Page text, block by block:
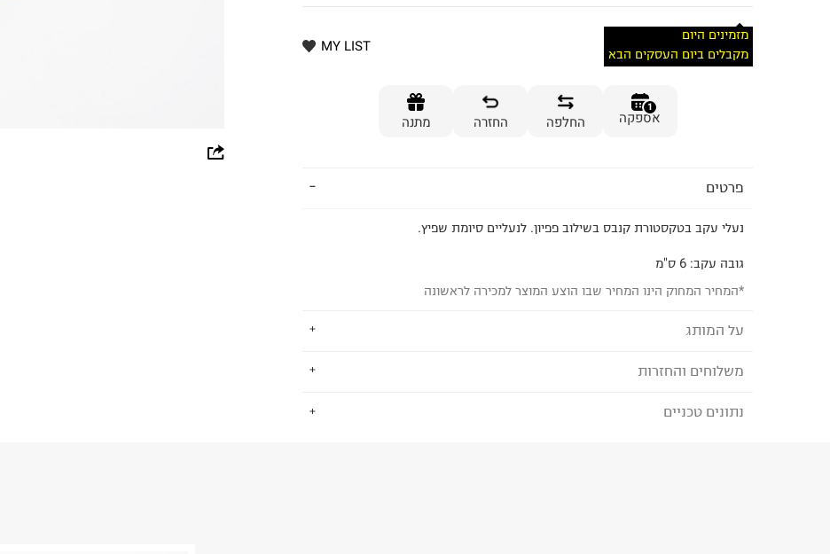
מזמינים היום
מקבלים ביום העסקים הבא
MY LIST
1
אספקה החלפה החזרה מתנה
פרטים
נעלי עקב בטקסטורת קנבס בשילוב פפיון. לנעליים סיומת שפיץ.
גובה עקב: 6 ס"מ
*המחיר המחוק הינו המחיר שבו הוצע המוצר למכירה לראשונה
על המותג
TERMINAL X - טרמינל איקס
משלוחים והחזרות
לבחירת בשיטת המשלוח המתאימה לכם,
נתונים טכניים